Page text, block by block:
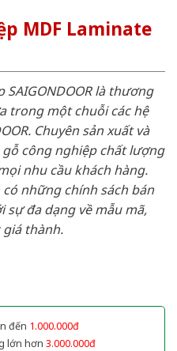
MDF Laminate
là thương
trong một chuỗi các hệ
Chuyên sản xuất và
công nghiệp chất lượng
nhu cầu khách hàng.
có những chính sách bán
sự đa dạng về mẫu mã,
giá thành.
đến 1.000.000đ
lớn hơn 3.000.000đ